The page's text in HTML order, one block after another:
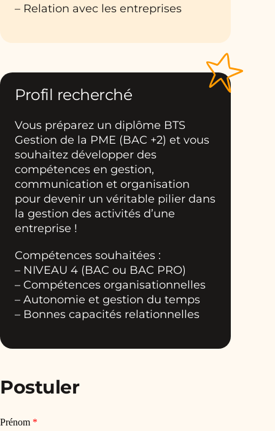
– Relation avec les entreprises
Profil recherché
Vous préparez un diplôme BTS
Gestion de la PME (BAC +2) et vous
souhaitez développer des
compétences en gestion,
communication et organisation
pour devenir un véritable pilier dans
la gestion des activités d’une
entreprise !
Compétences souhaitées :
– NIVEAU 4 (BAC ou BAC PRO)
– Compétences organisationnelles
– Autonomie et gestion du temps
– Bonnes capacités relationnelles
Postuler